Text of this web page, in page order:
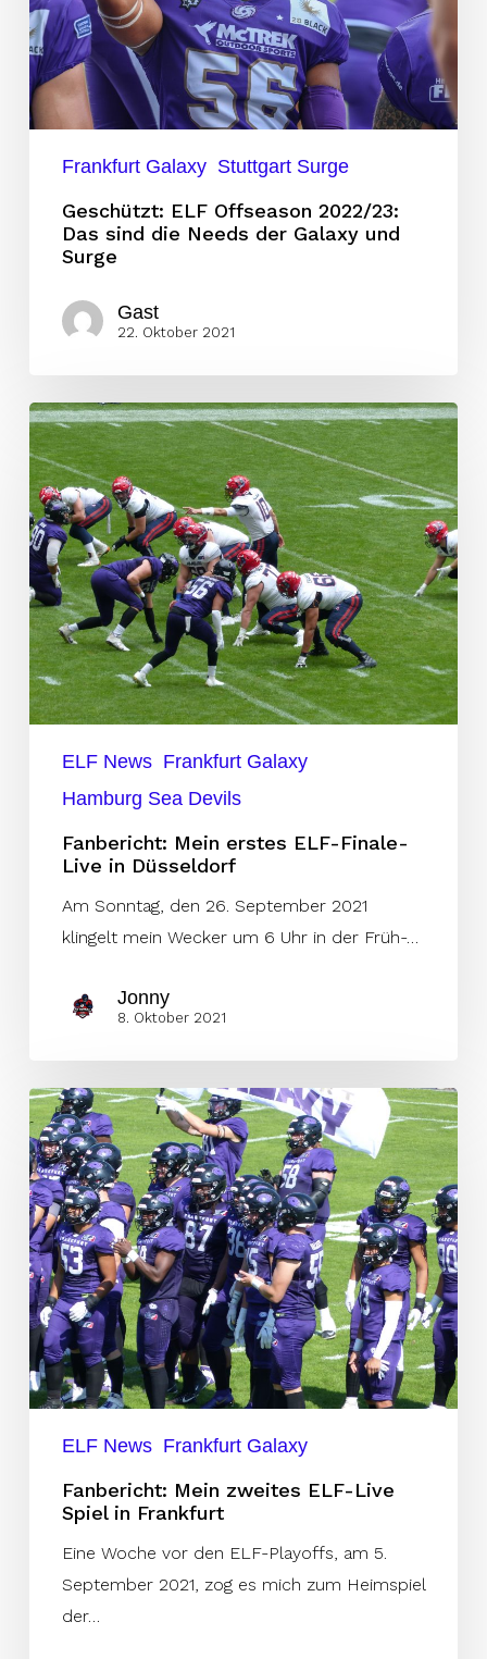
sind
die
Needs
der
Surge
Frankfurt Galaxy Stuttgart Surge
Geschützt: ELF Offseason 2022/23:
Das sind die Needs der Galaxy und
Surge
Gast
22. Oktober 2021
Fanbericht:
Mein
erstes
ELF-
Finale-
Live
in
Düsseldorf
ELF News Frankfurt Galaxy
Hamburg Sea Devils
Fanbericht: Mein erstes ELF-Finale-
Live in Düsseldorf
Am Sonntag, den 26. September 2021
klingelt mein Wecker um 6 Uhr in der Früh-…
Jonny
8. Oktober 2021
Fanbericht:
Mein
zweites
ELF-
Live
Spiel
in
Frankfurt
ELF News Frankfurt Galaxy
Fanbericht: Mein zweites ELF-Live
Spiel in Frankfurt
Eine Woche vor den ELF-Playoffs, am 5.
September 2021, zog es mich zum Heimspiel
der…